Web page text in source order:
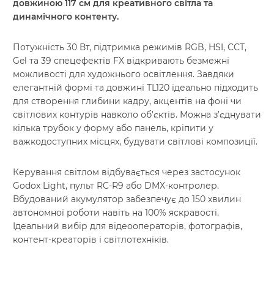
довжиною 117 см для креативного світла та
динамічного контенту.
Потужність 30 Вт, підтримка режимів RGB, HSI, CCT,
Gel та 39 спецефектів FX відкривають безмежні
можливості для художнього освітлення. Завдяки
елегантній формі та довжині TL120 ідеально підходить
для створення глибини кадру, акцентів на фоні чи
світлових контурів навколо об'єктів. Можна з’єднувати
кілька трубок у форму або панель, кріпити у
важкодоступних місцях, будувати світлові композиції.
Керування світлом відбувається через застосунок
Godox Light, пульт RC-R9 або DMX-контролер.
Вбудований акумулятор забезпечує до 150 хвилин
автономної роботи навіть на 100% яскравості.
Ідеальний вибір для відеооператорів, фотографів,
контент-креаторів і світлотехніків.